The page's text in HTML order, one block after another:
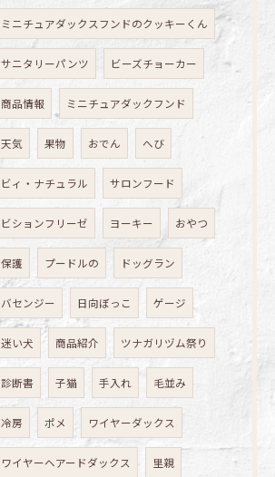
ミニチュアダックスフンドのクッキーくん
サニタリーパンツ ビーズチョーカー
商品情報 ミニチュアダックフンド
天気 果物 おでん へび
ビィ・ナチュラル サロンフード
ビションフリーゼ ヨーキー おやつ
保護 プードルの ドッグラン
バセンジー 日向ぼっこ ゲージ
迷い犬 商品紹介 ツナガリヅム祭り
診断書 子猫 手入れ 毛並み
冷房 ポメ ワイヤーダックス
ワイヤーヘアードダックス 里親